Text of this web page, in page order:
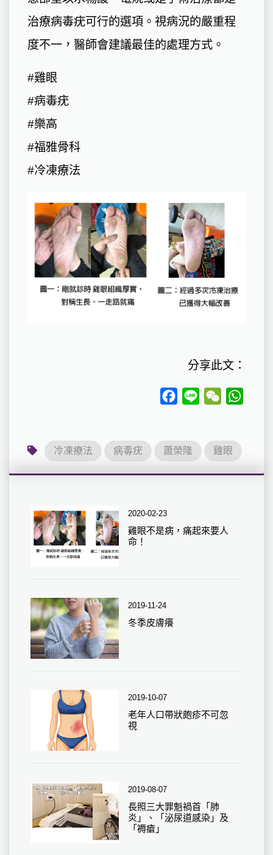
治療病毒疣可行的選項。視病況的嚴重程
度不一，醫師會建議最佳的處理方式。
#雞眼
#病毒疣
#樂高
#福雅骨科
#冷凍療法
分享此文：
Facebook
Line WeChat
冷凍療法 病毒疣 蕭榮隆 雞眼
2020-02-23
雞眼不是病，痛起來要人
命！
2019-11-24
冬季皮膚癢
2019-10-07
老年人口帶狀皰疹不可忽
視
2019-08-07
長照三大罪魁禍首「肺
炎」、「泌尿道感染」及
「褥瘡」